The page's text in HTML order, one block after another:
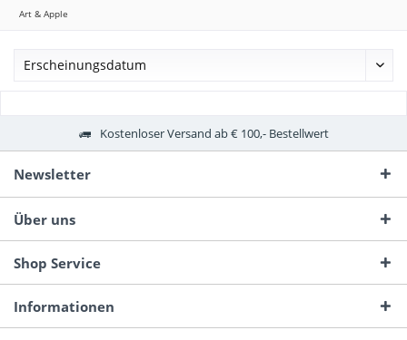
Art & Apple
Kostenloser Versand ab € 100,- Bestellwert
Newsletter
Über uns
Shop Service
Informationen